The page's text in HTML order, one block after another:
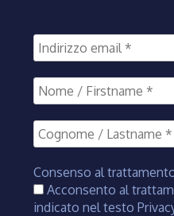
Consenso al
Acconsento al
indicato nel testo